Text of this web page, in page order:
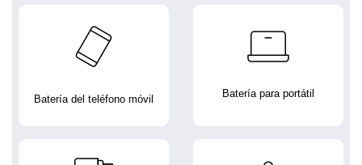
Batería del teléfono móvil Batería para portátil